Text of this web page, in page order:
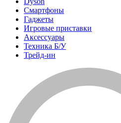
Смартфоны
Гаджеты
Игровые приставки
Аксессуары
Техника Б/У
Трейд-ин